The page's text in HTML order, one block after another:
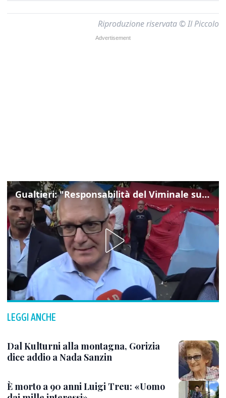
Riproduzione riservata © Il Piccolo
Gualtieri: "Responsabilità del Viminale su Spin Time? La posizione dei partiti è nota"
LEGGI ANCHE
Dal Kulturni alla montagna, Gorizia
dice addio a Nada Sanzin
È morto a 90 anni Luigi Treu: «Uomo